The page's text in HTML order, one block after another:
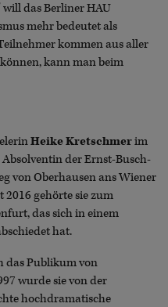
will das Berliner HAU
mehr bedeutet als
kommen aus aller
kann man beim
Heike Kretschmerim
Absolventin der Ernst-Busch-
von Oberhausen ans Wiener
2016 gehörte sie zum
das sich in einem
hat.
das Publikum von
wurde sie von der
hochdramatische